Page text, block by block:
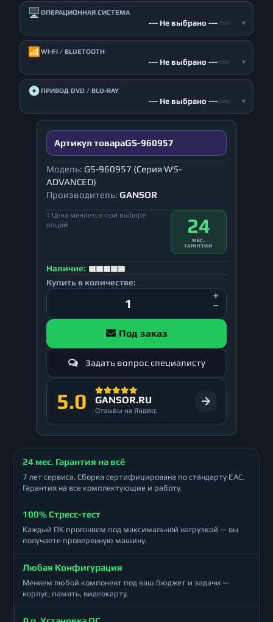
🖥️ ОПЕРАЦИОННАЯ СИСТЕМА
--- Не выбрано --- ▾
📶 WI-FI / BLUETOOTH
--- Не выбрано --- ▾
💿ПРИВОД DVD / BLU-RAY
--- Не выбрано --- ▾
Артикул товараGS-960957
Модель: GS-960957 (Серия WS-
ADVANCED)
Производитель: GANSOR
↕ Цена меняется при выборе
опций
24
МЕС.
ГАРАНТИИ
Наличие:
Купить в количестве:
Под заказ
Задать вопрос специалисту
5.0 GANSOR.RU
Отзывы на Яндекс
24 мес. Гарантия на всё
7 лет сервиса. Сборка сертифицирована по стандарту ЕАС.
Гарантия на все комплектующие и работу.
100% Стресс-тест
Каждый ПК прогоняем под максимальной нагрузкой — вы
получаете проверенную машину.
Любая Конфигурация
Меняем любой компонент под ваш бюджет и задачи —
корпус, память, видеокарту.